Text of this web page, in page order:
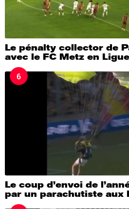
Le pénalty collector de
avec le FC Metz en
6
Le coup d’envoi de
par un parachutiste aux